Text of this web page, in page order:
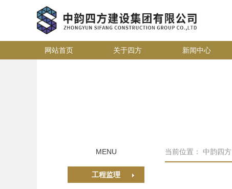
网站首页 关于四方 新闻中心
MENU
工程监理
当前位置： 中韵四方